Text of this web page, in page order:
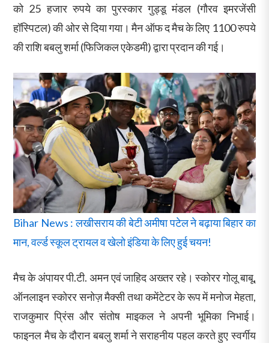
को 25 हजार रुपये का पुरस्कार गुड्डू मंडल (गौरव इमरजेंसी
हॉस्पिटल) की ओर से दिया गया। मैन ऑफ द मैच के लिए 1100 रुपये
की राशि बबलु शर्मा (फिजिकल एकेडमी) द्वारा प्रदान की गई।
Bihar News : लखीसराय की बेटी अमीषा पटेल ने बढ़ाया बिहार का
मान, वर्ल्ड स्कूल ट्रायल व खेलो इंडिया के लिए हुई चयन!
मैच के अंपायर पी.टी. अमन एवं जाहिद अख्तर रहे। स्कोरर गोलू बाबू,
ऑनलाइन स्कोरर सनोज़ मैक्सी तथा कमेंटेटर के रूप में मनोज मेहता,
राजकुमार प्रिंस और संतोष माइकल ने अपनी भूमिका निभाई।
फाइनल मैच के दौरान बबलु शर्मा ने सराहनीय पहल करते हुए स्वर्गीय